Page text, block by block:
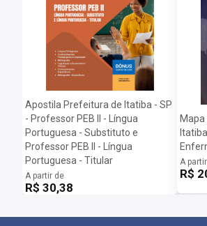
Apostila Prefeitura de Itatiba - SP
- Professor PEB II - Língua
Portuguesa - Substituto e
Professor PEB II - Língua
Portuguesa - Titular
A partir de
R$ 30,38
Mapa
A
R$